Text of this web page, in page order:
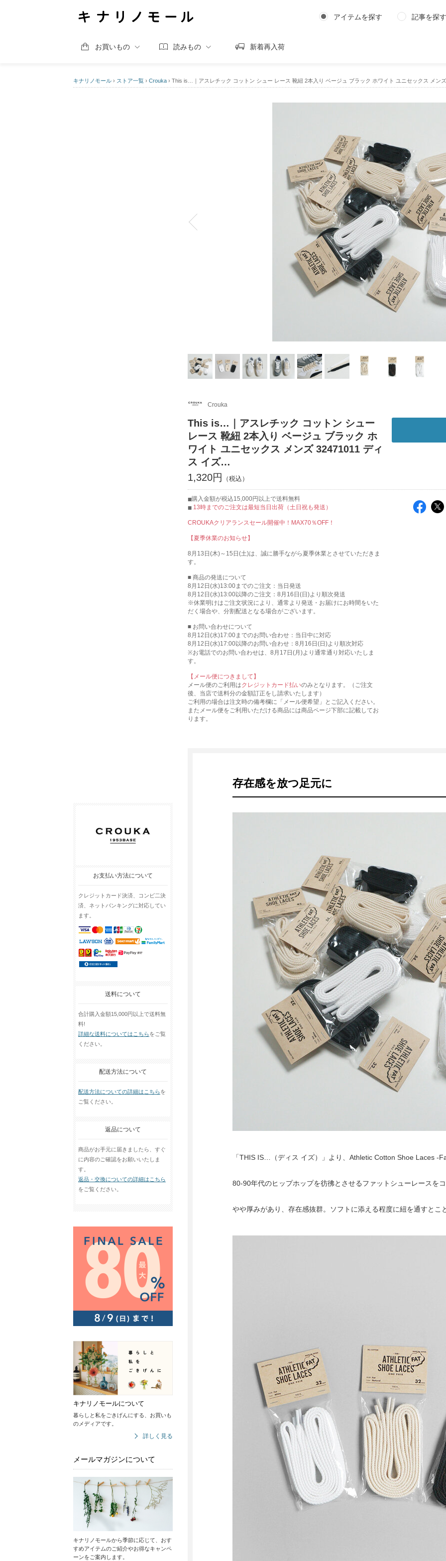
アイテムを探す 記事を探す
お買いもの 読みもの 新着再入荷
キナリノモール › ストア一覧 › Crouka › This is…｜アスレチック コットン シュー レース 靴紐 2本入り ベージュ ブラック ホワイト ユニセックス メン
お支払い方法について
クレジットカード決済、コンビ二決
済、ネットバンキングに対応してい
ます。
送料について
合計購入金額15,000円以上で送料無
料!
詳細な送料についてはこちらをご覧
ください。
配送方法について
配送方法についての詳細はこちらを
ご覧ください。
返品について
商品がお手元に届きましたら、すぐ
に内容のご確認をお願いいたしま
す。
返品・交換についての詳細はこちら
をご覧ください。
キナリノモールについて
暮らしと私をごきげんにする、お買いも
のメディアです。
詳しく見る
メールマガジンについて
キナリノモールから季節に応じて、おす
すめアイテムのご紹介やお得なキャンペ
ーンをご案内します。
Crouka
This is…｜アスレチック コットン シュー
レース 靴紐 2本入り ベージュ ブラック ホ
ワイト ユニセックス メンズ 32471011 ディ
ス イズ…
1,320円
購入金額が税込15,000円以上で送料無料
13時までのご注文は最短当日出荷（土日祝も発送）
CROUKAクリアランスセール開催中！MAX70％OFF！
【夏季休業のお知らせ】
8月13日(木)～15日(土)は、誠に勝手ながら夏季休業とさせていただきま
す。
■ 商品の発送について
8月12日(水)13:00までのご注文：当日発送
8月12日(水)13:00以降のご注文：8月16日(日)より順次発送
※休業明けはご注文状況により、通常より発送・お届けにお時間をいた
だく場合や、分割配送となる場合がございます。
■ お問い合わせについて
8月12日(水)17:00までのお問い合わせ：当日中に対応
8月12日(水)17:00以降のお問い合わせ：8月16日(日)より順次対応
※お電話でのお問い合わせは、8月17日(月)より通常通り対応いたしま
す。
【メール便につきまして】
メール便のご利用はクレジットカード払いのみとなります。（ご注文
後、当店で送料分の金額訂正をし請求いたします）
ご利用の場合は注文時の備考欄に「メール便希望」とご記入ください。
またメール便をご利用いただける商品には商品ページ下部に記載してお
ります。
存在感を放つ足元に
「THIS IS…（ディス イズ）」より、Athletic Cotton Shoe Laces -
80-90年代のヒップホップを彷彿とさせるファットシューレースをコ
やや厚みがあり、存在感抜群。ソフトに添える程度に紐を通すとこ